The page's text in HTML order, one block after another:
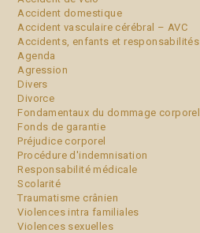
Accident domestique
Accident vasculaire cérébral – AVC
Accidents, enfants et responsabilités
Agenda
Agression
Divers
Divorce
Fondamentaux du dommage corporel
Fonds de garantie
Préjudice corporel
Procédure d'indemnisation
Responsabilité médicale
Scolarité
Traumatisme crânien
Violences intra familiales
Violences sexuelles